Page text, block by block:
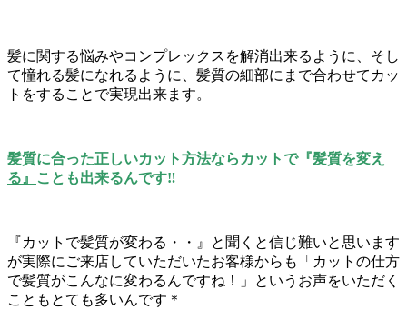
髪に関する悩みやコンプレックスを解消出来るように、そし
て憧れる髪になれるように、髪質の細部にまで合わせてカッ
トをすることで実現出来ます。
髪質に合った正しいカット方法ならカットで『髪質を変え
る』
ことも出来るんです‼
『カットで髪質が変わる・・』と聞くと信じ難いと思います
が実際にご来店していただいたお客様からも「カットの仕方
で髪質がこんなに変わるんですね！」というお声をいただく
こともとても多いんです＊